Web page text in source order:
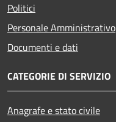
Politici
Personale Amministrativo
Documenti e dati
CATEGORIE DI SERVIZIO
Anagrafe e stato civile